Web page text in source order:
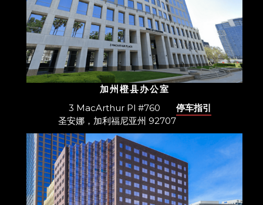
加州橙县办公室
3 MacArthur Pl #760
圣安娜，加利福尼亚州 92707
停车指引